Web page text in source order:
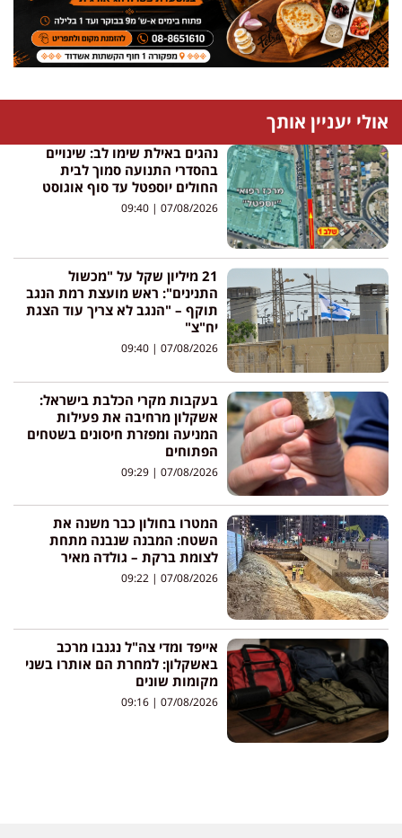
אולי יעניין אותך
נהגים באילת שימו לב: שינויים
בהסדרי התנועה סמוך לבית
החולים יוספטל עד סוף אוגוסט
07/08/2026
21 מיליון שקל על "מכשול
התנינים": ראש מועצת רמת הנגב
תוקף – "הנגב לא צריך עוד הצגת
יח"צ"
07/08/2026
בעקבות מקרי הכלבת בישראל:
אשקלון מרחיבה את פעילות
המניעה ומפזרת חיסונים בשטחים
הפתוחים
07/08/2026
המטרו בחולון כבר משנה את
השטח: המבנה שנבנה מתחת
לצומת ברקת – גולדה מאיר
07/08/2026
אייפד ומדי צה"ל נגנבו מרכב
באשקלון: למחרת הם אותרו בשני
מקומות שונים
07/08/2026